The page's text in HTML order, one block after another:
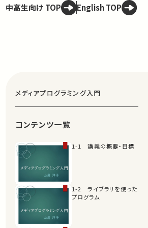
中高生向け TOP English TOP
メディアプログラミング入門
コンテンツ一覧
1-1 講義の概要・目標
1-2 ライブラリを使った
プログラム